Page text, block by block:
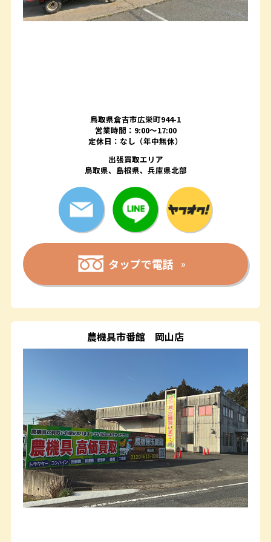
鳥取県倉吉市広栄町944-1
営業時間：9:00～17:00
定休日：なし（年中無休）
出張買取エリア
鳥取県、島根県、兵庫県北部
タップで電話
農機具市番館 岡山店